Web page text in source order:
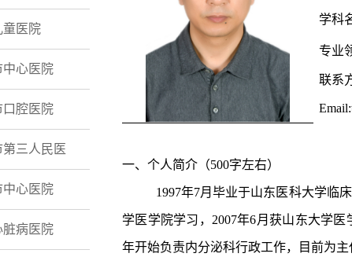
童医院
中心医院
口腔医院
第三人民医
中心医院
脏病医院
学科
专业
联系
Email:
一、个人简介（500字左右）
1997年7月毕业于山东医科大学临
学医学院学习，2007年6月获山东大学
年开始负责内分泌科行政工作，目前为主